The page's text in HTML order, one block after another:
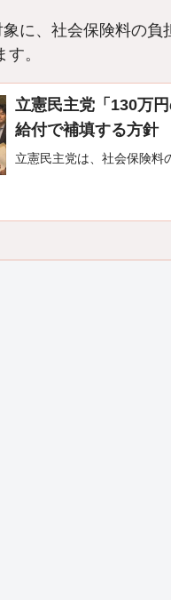
に、社会保険料の
。
立憲民主党「130万
給付で補填する方針
立憲民主党は、社会保険料